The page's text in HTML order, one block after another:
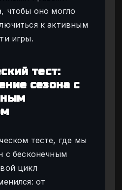
чтобы оно могло
к активным
игры.
тест:
сезона с
тесте, где мы
с бесконечным
цикл
от